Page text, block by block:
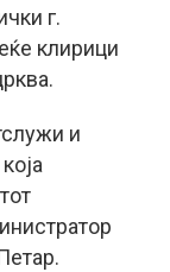
г.
клирици
и